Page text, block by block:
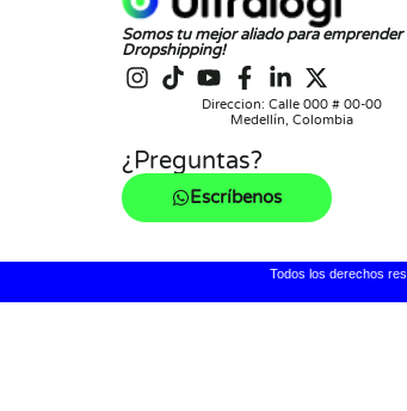
Somos tu mejor aliado para emprender
Dropshipping!
Direccion: Calle 000 # 00-00
Medellín, Colombia
¿Preguntas?
Escríbenos
Todos los derechos